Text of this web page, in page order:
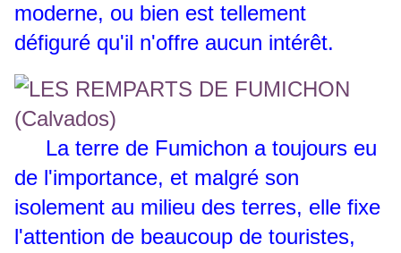
moderne, ou bien est tellement
défiguré qu'il n'offre aucun intérêt.
La terre de Fumichon a toujours eu
de l'importance, et malgré son
isolement au milieu des terres, elle fixe
l'attention de beaucoup de touristes,